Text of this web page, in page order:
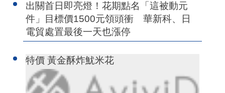
出關首日即亮燈！花期點名「這被動元
件」目標價1500元領頭衝 華新科、日
電貿處置最後一天也漲停
特價 黃金酥炸魷米花